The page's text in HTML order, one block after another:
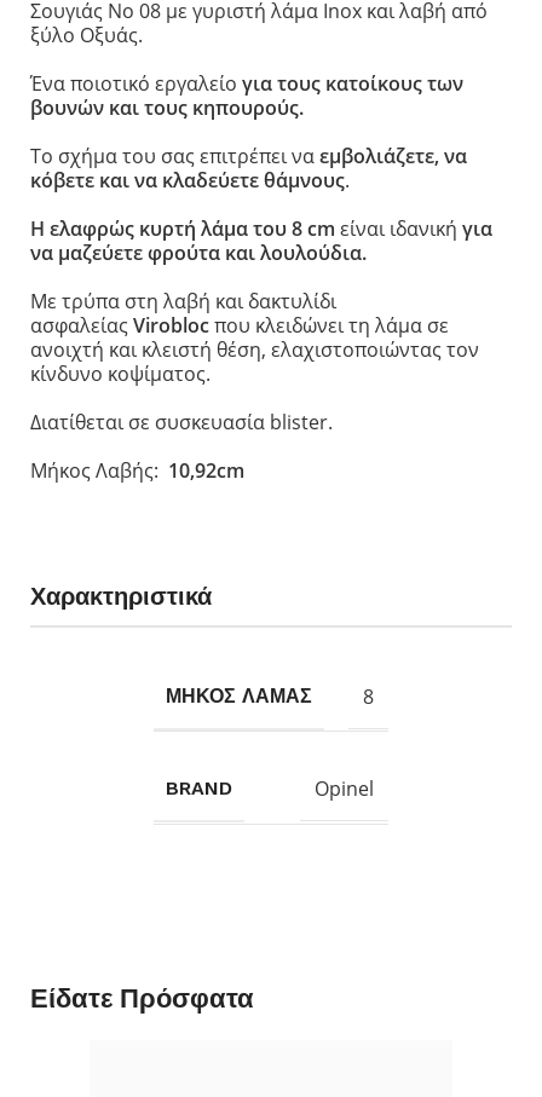
Σουγιάς No 08 με γυριστή λάμα Inox και λαβή από
ξύλο Οξυάς.
Ένα ποιοτικό εργαλείο για τους κατοίκους των
βουνών και τους κηπουρούς.
Το σχήμα του σας επιτρέπει ναεμβολιάζετε, να
κόβετε και να κλαδεύετε θάμνους.
Η ελαφρώς κυρτή λάμα του 8 cm είναι ιδανική για
να μαζεύετε φρούτα και λουλούδια.
Με τρύπα στη λαβή και δακτυλίδι
ασφαλείας Viroblocπου κλειδώνει τη λάμα σε
ανοιχτή και κλειστή θέση, ελαχιστοποιώντας τον
κίνδυνο κοψίματος.
Διατίθεται σε συσκευασία blister.
Μήκος Λαβής: 10,92cm
Χαρακτηριστικά
ΜΗΚΟΣ ΛΑΜΑΣ 8
BRAND Opinel
Είδατε Πρόσφατα